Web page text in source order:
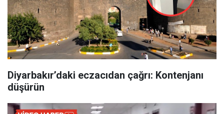
Diyarbakır’daki eczacıdan çağrı: Kontenjanı
düşürün